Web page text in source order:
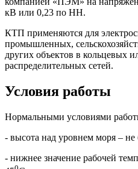
кВ или 0,23 по НН.
КТП применяются для
промышленных,
других объектов в кольцевых
распределительных сетей.
Условия работы
Нормальными условиями
- высота над уровнем моря – не
- нижнее значение рабочей